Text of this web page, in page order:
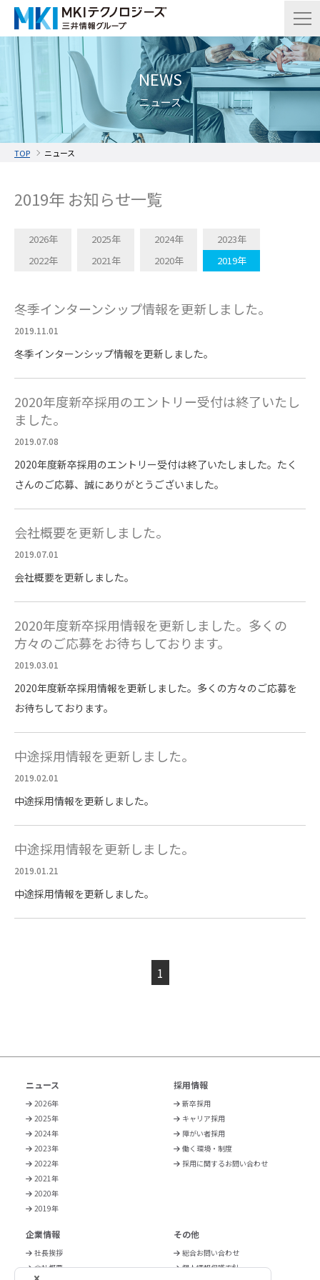
NEWS
ニュース
TOP ニュース
2019年 お知らせ一覧
2026年 2025年 2024年
2023年
2022年
2021年 2020年 2019年
冬季インターンシップ情報を更新しました。
2019.11.01
冬季インターンシップ情報を更新しました。
2020年度新卒採用のエントリー受付は終了いたし
ました。
2019.07.08
2020年度新卒採用のエントリー受付は終了いたしました。たく
さんのご応募、誠にありがとうございました。
会社概要を更新しました。
2019.07.01
会社概要を更新しました。
2020年度新卒採用情報を更新しました。多くの
方々のご応募をお待ちしております。
2019.03.01
2020年度新卒採用情報を更新しました。多くの方々のご応募を
お待ちしております。
中途採用情報を更新しました。
2019.02.01
中途採用情報を更新しました。
中途採用情報を更新しました。
2019.01.21
中途採用情報を更新しました。
1
ニュース
2026年
2025年
2024年
2023年
2022年
2021年
2020年
2019年
採用情報
新卒採用
キャリア採用
障がい者採用
働く環境・制度
採用に関するお問い合わせ
企業情報
社長挨拶
会社概要
その他
総合お問い合わせ
個人情報保護方針